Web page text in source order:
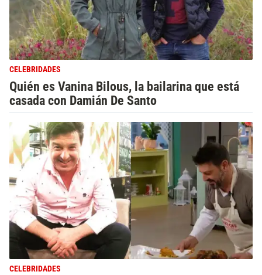
CELEBRIDADES
Quién es Vanina Bilous, la bailarina que está
casada con Damián De Santo
CELEBRIDADES